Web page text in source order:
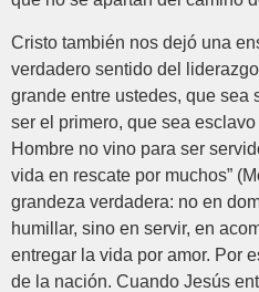
Cristo también nos dejó una
verdadero sentido del
grande entre ustedes, que sea
ser el primero, que sea
Hombre no vino para ser
vida en rescate por muchos”
grandeza verdadera: no en
humillar, sino en servir, en
entregar la vida por amor. Por
de la nación. Cuando Jesús